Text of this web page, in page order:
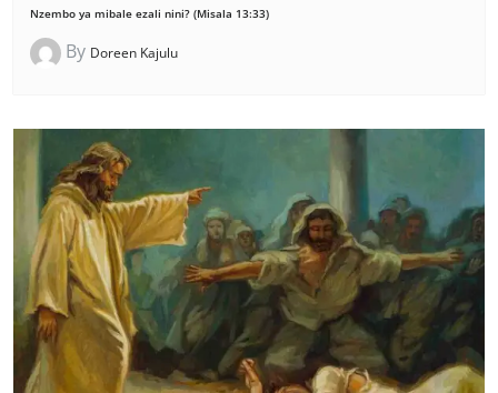
Nzembo ya mibale ezali nini? (Misala 13:33)
By Doreen Kajulu